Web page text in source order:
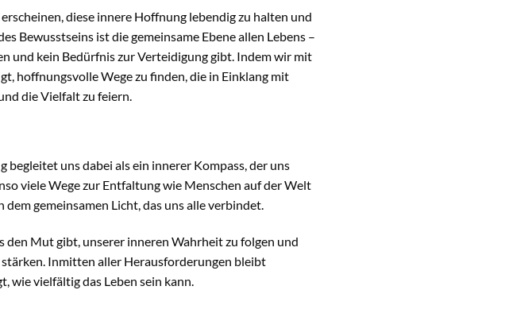
diese innere Hoffnung lebendig zu halten und
Bewusstseins ist die gemeinsame Ebene allen Lebens –
und kein Bedürfnis zur Verteidigung gibt. Indem wir mit
hoffnungsvolle Wege zu finden, die in Einklang mit
die Vielfalt zu feiern.
begleitet uns dabei als ein innerer Kompass, der uns
viele Wege zur Entfaltung wie Menschen auf der Welt
gemeinsamen Licht, das uns alle verbindet.
Mut gibt, unserer inneren Wahrheit zu folgen und
Inmitten aller Herausforderungen bleibt
wie vielfältig das Leben sein kann.